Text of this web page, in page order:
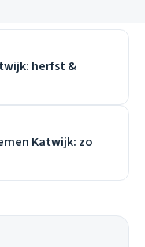
herfst &
Katwijk: zo